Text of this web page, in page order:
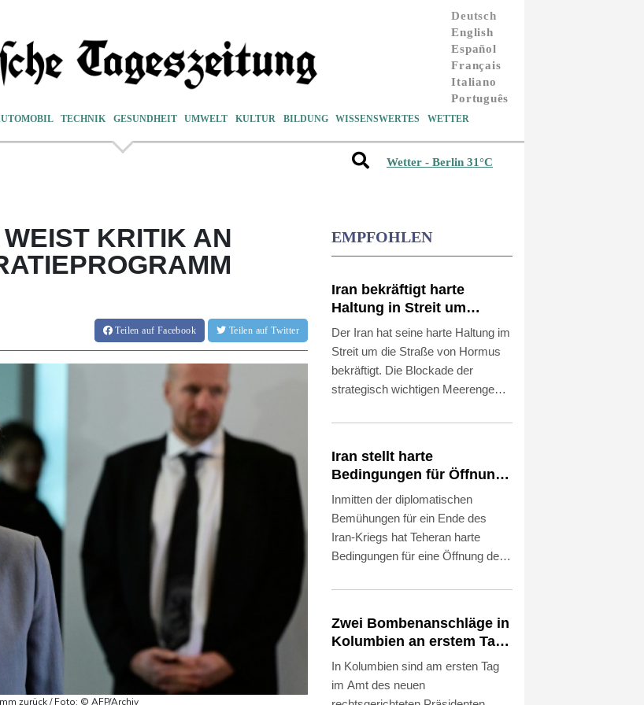
Deutsch
English
Español
Français
Italiano
Português
TECHNIK GESUNDHEIT UMWELT KULTUR BILDUNG WISSENSWERTES WETTER
Wetter - Berlin 31°C
KRITIK AN
Teilenauf Facebook Teilen auf Twitter
zurück / Foto: © AFP/Archiv
EMPFOHLEN
Iran bekräftigt harte
Haltung in Streit um
Straße von Hormus
Der Iran hat seine harte Haltung im
Streit um die Straße von Hormus
bekräftigt. Die Blockade der
strategisch wichtigen Meerenge
Feind alle unsere Bedingungen
iranischen Revolutionsgarden,
Hossein Mohebi, am Sonntag nach
Angaben des Staatsfernsehens.
"Die Meerenge ist für uns derzeit
ein Kriegsschauplatz und nicht nur
eine Wasserstraße."
Iran stellt harte
Bedingungen für Öffnung
der Straße von Hormus
Inmitten der diplomatischen
Bemühungen für ein Ende des
Iran-Kriegs hat Teheran harte
Bedingungen für eine Öffnung der
Außenminister Abbas Araghtschi
anderem "Entschädigungen" für
Verstöße der USA gegen das im
Juni besiegelte
Rahmenabkommen zwischen
Zwei Bombenanschläge in
Kolumbien an erstem Tag
im Amt des neuen
Präsidenten Espriella
In Kolumbien sind am ersten Tag
im Amt des neuen